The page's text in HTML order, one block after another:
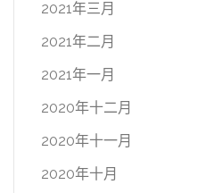
2021年三月
2021年二月
2021年一月
2020年十二月
2020年十一月
2020年十月